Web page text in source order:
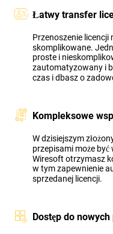
Łatwy transfer
Przenoszenie
skomplikowane.
proste i
zautomatyzowany i
czas i dbasz o
Kompleksowe
W dzisiejszym
przepisami może
Wiresoft otrzymasz
w tym zapewnienie
sprzedanej licencji.
Dostęp do